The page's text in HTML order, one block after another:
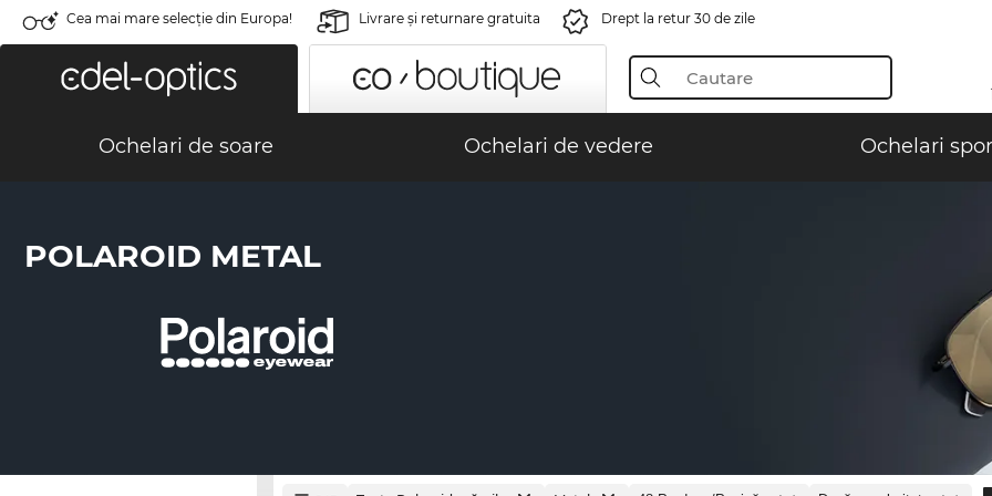
Cea mai mare selecție din Europa! Livrare şi returnare gratuita Drept la retur 30 de zile
Ochelari de soare Ochelari de vedere Ochelari
POLAROID METAL